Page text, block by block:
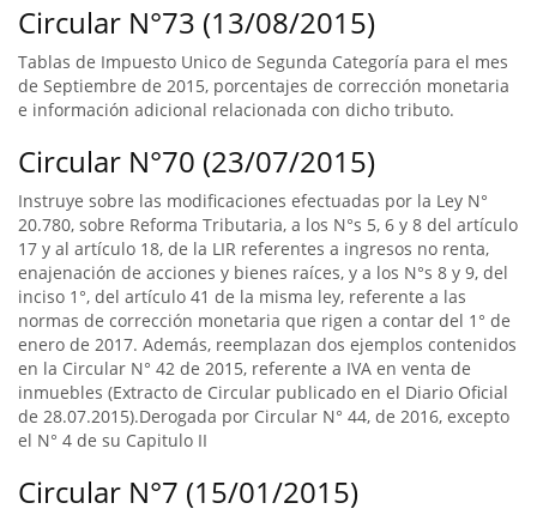
Circular N°73 (13/08/2015)
Tablas de Impuesto Unico de Segunda Categoría para el mes
de Septiembre de 2015, porcentajes de corrección monetaria
e información adicional relacionada con dicho tributo.
Circular N°70 (23/07/2015)
Instruye sobre las modificaciones efectuadas por la Ley N°
20.780, sobre Reforma Tributaria, a los N°s 5, 6 y 8 del artículo
17 y al artículo 18, de la LIR referentes a ingresos no renta,
enajenación de acciones y bienes raíces, y a los N°s 8 y 9, del
inciso 1°, del artículo 41 de la misma ley, referente a las
normas de corrección monetaria que rigen a contar del 1° de
enero de 2017. Además, reemplazan dos ejemplos contenidos
en la Circular N° 42 de 2015, referente a IVA en venta de
inmuebles (Extracto de Circular publicado en el Diario Oficial
de 28.07.2015).Derogada por Circular N° 44, de 2016, excepto
el N° 4 de su Capitulo II
Circular N°7 (15/01/2015)